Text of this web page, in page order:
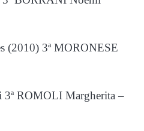
(2010) 3ª MORONESE
3ª ROMOLI Margherita –